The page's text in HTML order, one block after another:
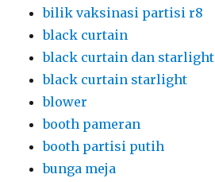
bilik vaksinasi partisi r8
black curtain
black curtain dan starlight
black curtain starlight
blower
booth pameran
booth partisi putih
bunga meja